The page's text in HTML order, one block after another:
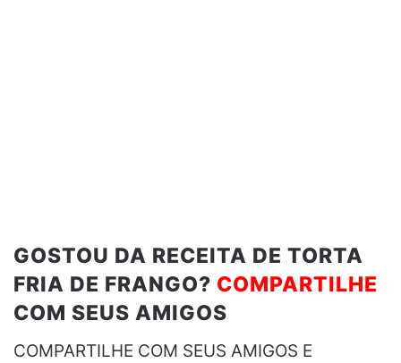
GOSTOU DA RECEITA DE TORTA
FRIA DE FRANGO? COMPARTILHE
COM SEUS AMIGOS
COMPARTILHE COM SEUS AMIGOS E